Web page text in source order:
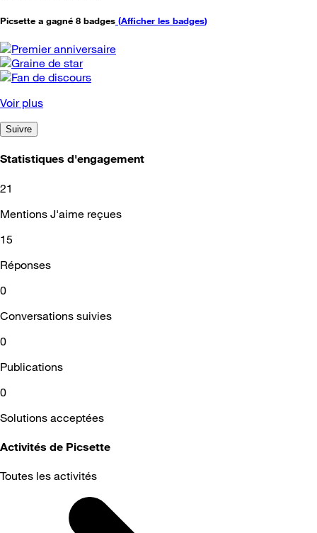
Picsette a gagné 8 badges (Afficher les badges)
Voir plus
Suivre
Statistiques d'engagement
21
Mentions J'aime reçues
15
Réponses
0
Conversations suivies
0
Publications
0
Solutions acceptées
Activités de Picsette
Toutes les activités